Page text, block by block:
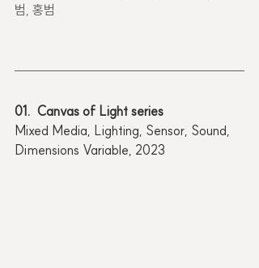
범, 홍범
01.  Canvas of Light series
Mixed Media, Lighting, Sensor, Sound,
Dimensions Variable, 2023